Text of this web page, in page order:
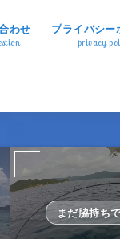
わせ プライバシー
privacy
まだ脇持ち